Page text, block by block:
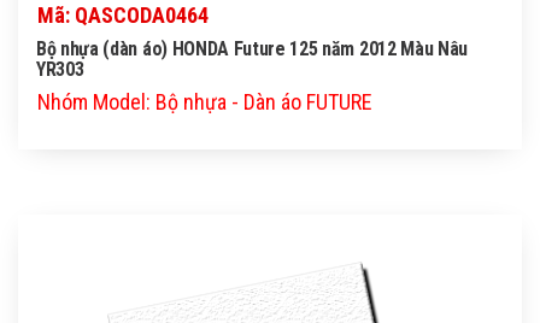
Mã: QASCODA0464
Bộ nhựa (dàn áo) HONDA Future 125 năm 2012 Màu Nâu
YR303
Nhóm Model: Bộ nhựa - Dàn áo FUTURE